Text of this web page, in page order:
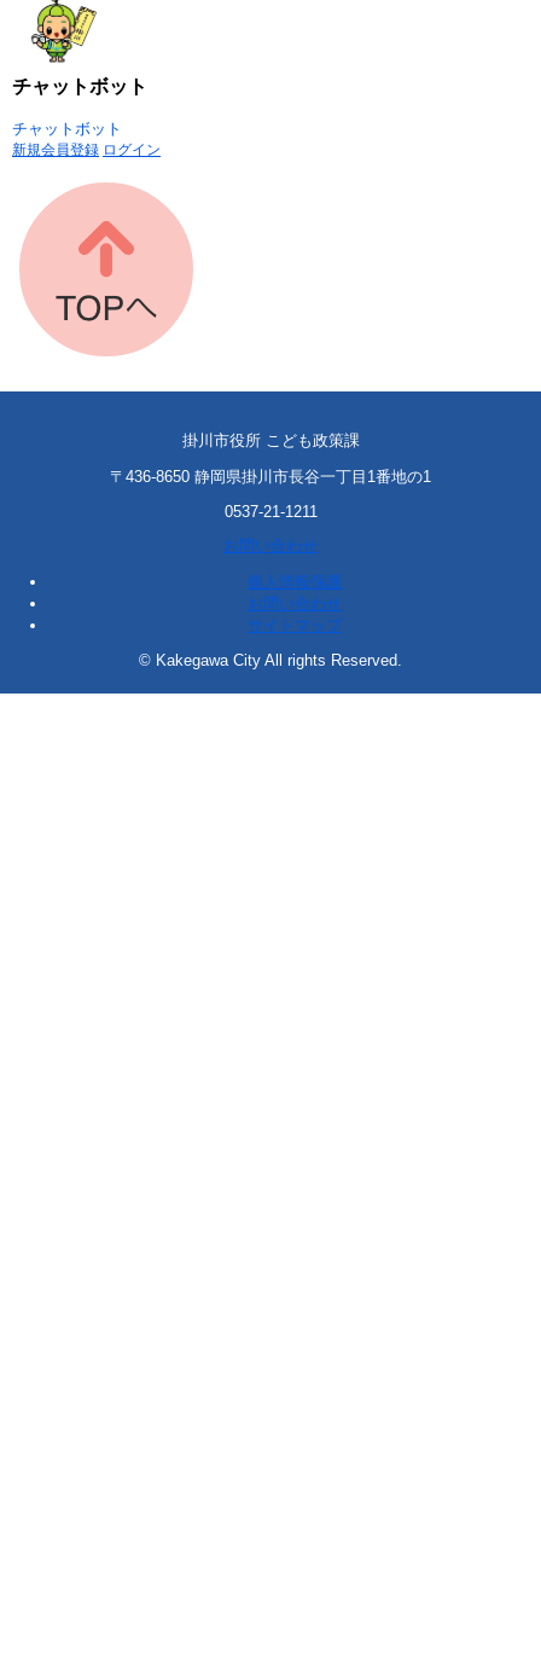
チャットボット
チャットボット
新規会員登録 ログイン
掛川市役所 こども政策課
〒436-8650 静岡県掛川市長谷一丁目1番地の1
0537-21-1211
お問い合わせ
個人情報保護
お問い合わせ
サイトマップ
© Kakegawa City All rights Reserved.